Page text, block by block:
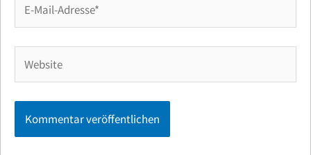
Mail-
Adresse*